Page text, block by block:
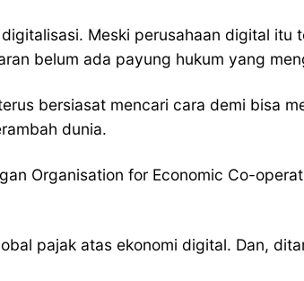
Meski perusahaan digital
belum ada payung hukum yang
bersiasat mencari cara demi bisa
dunia.
Organisation for Economic Co-
pajak atas ekonomi digital. Dan,